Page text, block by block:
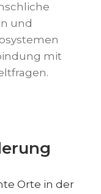
und
mit
Orte in der